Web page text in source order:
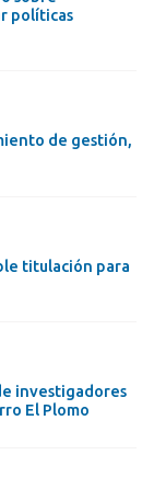
políticas
de gestión,
titulación para
investigadores
El Plomo